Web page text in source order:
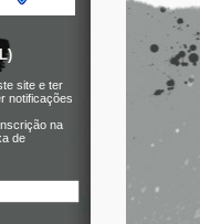
site e ter
notificações
na
de